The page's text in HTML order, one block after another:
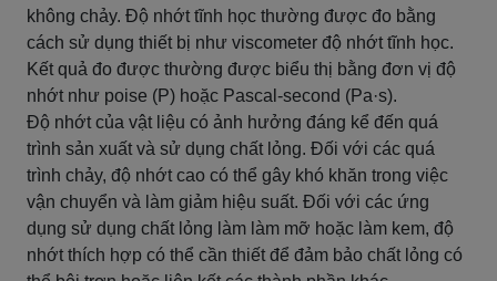
không chảy. Độ nhớt tĩnh học thường được đo bằng
cách sử dụng thiết bị như viscometer độ nhớt tĩnh học.
Kết quả đo được thường được biểu thị bằng đơn vị độ
nhớt như poise (P) hoặc Pascal-second (Pa·s).
Độ nhớt của vật liệu có ảnh hưởng đáng kể đến quá
trình sản xuất và sử dụng chất lỏng. Đối với các quá
trình chảy, độ nhớt cao có thể gây khó khăn trong việc
vận chuyển và làm giảm hiệu suất. Đối với các ứng
dụng sử dụng chất lỏng làm làm mỡ hoặc làm kem, độ
nhớt thích hợp có thể cần thiết để đảm bảo chất lỏng có